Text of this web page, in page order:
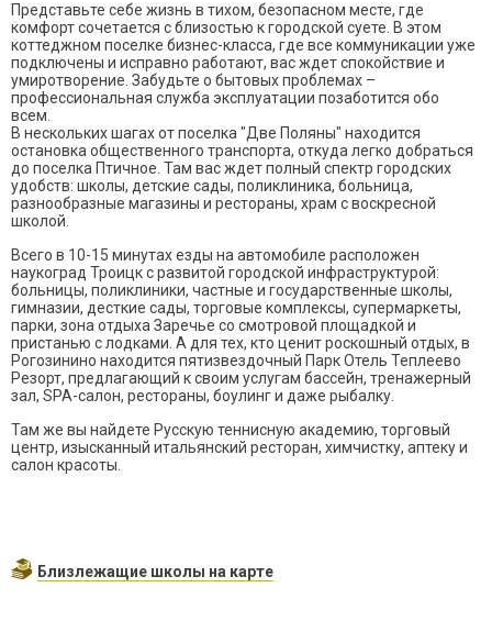
Представьте себе жизнь в тихом, безопасном месте, где
комфорт сочетается с близостью к городской суете. В этом
коттеджном поселке бизнес-класса, где все коммуникации уже
подключены и исправно работают, вас ждет спокойствие и
умиротворение. Забудьте о бытовых проблемах –
профессиональная служба эксплуатации позаботится обо
всем.
В нескольких шагах от поселка "Две Поляны" находится
остановка общественного транспорта, откуда легко добраться
до поселка Птичное. Там вас ждет полный спектр городских
удобств: школы, детские сады, поликлиника, больница,
разнообразные магазины и рестораны, храм с воскресной
школой.
Всего в 10-15 минутах езды на автомобиле расположен
наукоград Троицк с развитой городской инфраструктурой:
больницы, поликлиники, частные и государственные школы,
гимназии, десткие сады, торговые комплексы, супермаркеты,
парки, зона отдыха Заречье со смотровой площадкой и
пристанью с лодками. А для тех, кто ценит роскошный отдых, в
Рогозинино находится пятизвездочный Парк Отель Теплеево
Резорт, предлагающий к своим услугам бассейн, тренажерный
зал, SPA-салон, рестораны, боулинг и даже рыбалку.
Там же вы найдете Русскую теннисную академию, торговый
центр, изысканный итальянский ресторан, химчистку, аптеку и
салон красоты.
Близлежащие школы на карте